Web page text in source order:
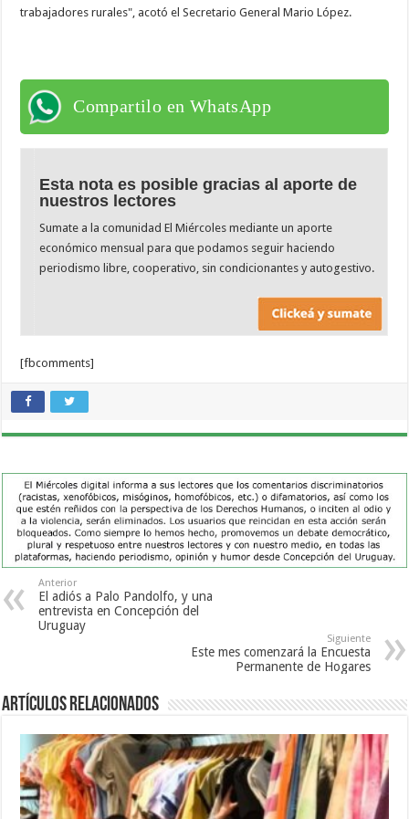
trabajadores rurales", acotó el Secretario General Mario López.
Compartilo en WhatsApp
Esta nota es posible gracias al aporte de
nuestros lectores
Sumate a la comunidad El Miércoles mediante un aporte
económico mensual para que podamos seguir haciendo
periodismo libre, cooperativo, sin condicionantes y autogestivo.
[fbcomments]
Anterior
El adiós a Palo Pandolfo, y una
entrevista en Concepción del
Uruguay
Siguiente
Este mes comenzará la Encuesta
Permanente de Hogares
Artículos Relacionados